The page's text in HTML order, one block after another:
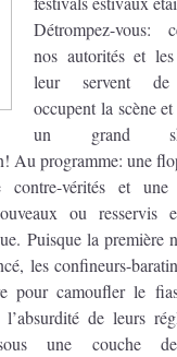
Détrompez-vous:
nos autorités et
leur servent de
occupent la scène
un grand
Au programme: une
vérités et
ou resservis
Puisque la première
les confineurs-
pour camoufler le
de leurs
une couche